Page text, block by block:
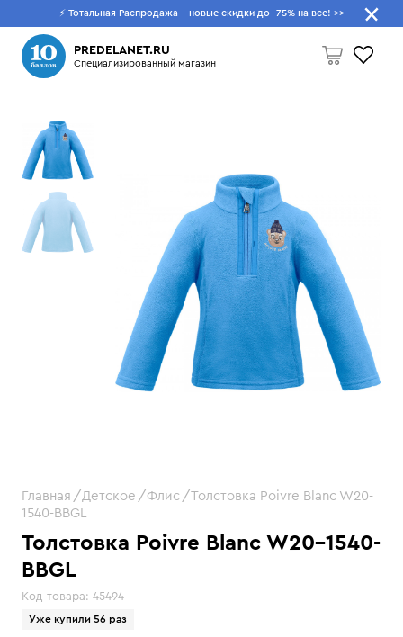
⚡ Тотальная Распродажа - новые скидки до -75% на все! >>
PREDELANET.RU
Специализированный магазин
Пусто
Что будем искать?
Толстовка Poivre Blanc W20-1540-
BBGL
Код товара: 45494
Уже купили 56 раз
Главная Детское Флис
Толстовка Poivre Blanc W20-
1540-BBGL